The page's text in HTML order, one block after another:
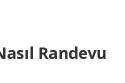
Randevu